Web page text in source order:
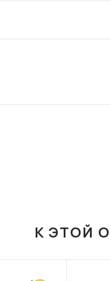
К ЭТОЙ